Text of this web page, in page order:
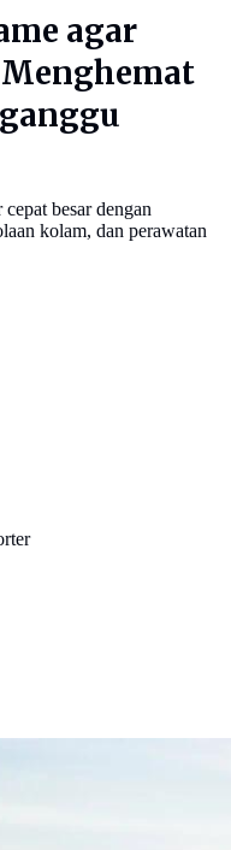
agar
Menghemat
besar dengan
kolam, dan perawatan